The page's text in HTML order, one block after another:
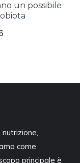
un possibile
come
principale è